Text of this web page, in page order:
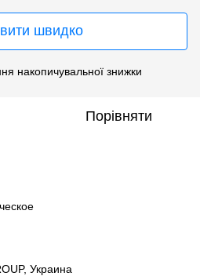
швидко
накопичувальної знижки
Порівняти
Украина